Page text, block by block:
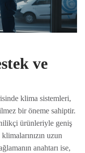
ve
klima sistemleri,
bir öneme sahiptir.
ürünleriyle geniş
uzun
anahtarı ise,